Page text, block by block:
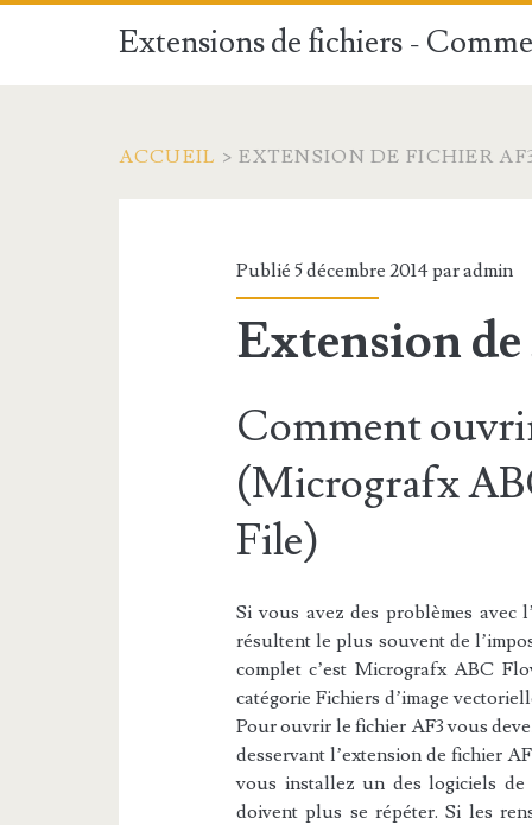
Extensions de fichiers -
ACCUEIL > EXTENSION DE FICHIER
Publié 5 décembre 2014 paradmin
Extension
Comment
(Micrografx
File)
Si vous avez des problèmes
résultent le plus souvent de
complet c’est Micrografx ABC
catégorie Fichiers d’image
Pour ouvrir le fichier AF3 vous
desservant l’extension de fichier
vous installez un des logiciels
doivent plus se répéter. Si les